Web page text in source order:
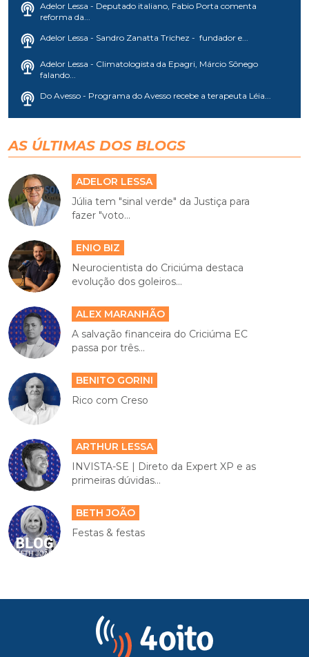
Adelor Lessa - Deputado italiano, Fabio Porta comenta
reforma da...
Adelor Lessa - Sandro Zanatta Trichez - fundador e...
Adelor Lessa - Climatologista da Epagri, Márcio Sônego
falando...
Do Avesso - Programa do Avesso recebe a terapeuta Léia...
AS ÚLTIMAS DOS BLOGS
ADELOR LESSA
Júlia tem "sinal verde" da Justiça para
fazer "voto...
ENIO BIZ
Neurocientista do Criciúma destaca
evolução dos goleiros...
ALEX MARANHÃO
A salvação financeira do Criciúma EC
passa por três...
BENITO GORINI
Rico com Creso
ARTHUR LESSA
INVISTA-SE | Direto da Expert XP e as
primeiras dúvidas...
BETH JOÃO
Festas & festas